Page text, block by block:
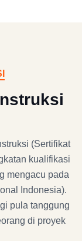
(Sertifikat
kualifikasi
mengacu pada
Indonesia).
pula tanggung
di proyek